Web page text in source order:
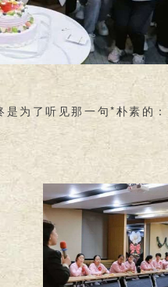
为了听见那一句*朴素的：